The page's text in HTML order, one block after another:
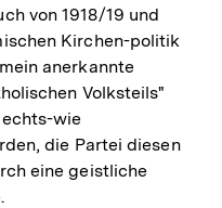
von 1918/19 und
Kirchen-politik
anerkannte
Volksteils"
wie
die Partei diesen
eine geistliche